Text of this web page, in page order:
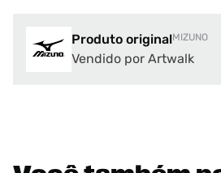
Produto originalMIZUNO
Vendido por Artwalk